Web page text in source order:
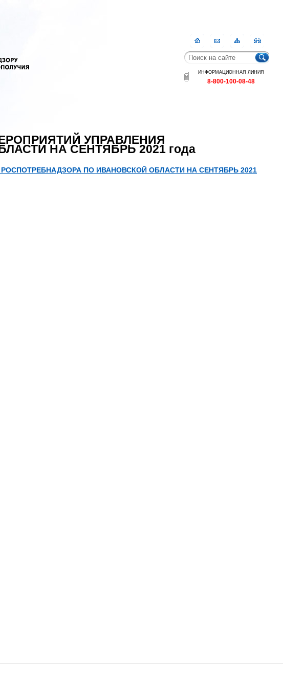
ГлавнаяКонтактыКарта
сайта
RSS
ИНФОРМАЦИОННАЯ ЛИНИЯ
8-800-100-08-48
УПРАВЛЕНИЯ
НА СЕНТЯБРЬ 2021 года
ПО ИВАНОВСКОЙ ОБЛАСТИ НА СЕНТЯБРЬ 2021